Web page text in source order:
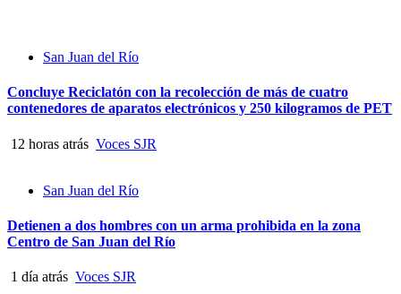
San Juan del Río
Concluye Reciclatón con la recolección de más de cuatro
contenedores de aparatos electrónicos y 250 kilogramos de PET
12 horas atrás Voces SJR
San Juan del Río
Detienen a dos hombres con un arma prohibida en la zona
Centro de San Juan del Río
1 día atrás Voces SJR